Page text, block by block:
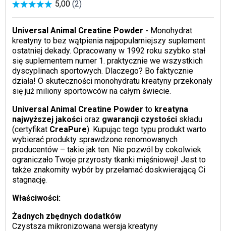
Universal Animal Creatine Powder - Monohydrat
kreatyny to bez wątpienia najpopularniejszy suplement
ostatniej dekady. Opracowany w 1992 roku szybko stał
się suplementem numer 1. praktycznie we wszystkich
dyscyplinach sportowych. Dlaczego? Bo faktycznie
działa! O skuteczności monohydratu kreatyny przekonały
się już miliony sportowców na całym świecie.
Universal Animal Creatine Powder to kreatyna
najwyższej jakości oraz gwarancji czystościskładu
(certyfikat CreaPure). Kupując tego typu produkt warto
wybierać produkty sprawdzone renomowanych
producentów – takie jak ten. Nie pozwól by cokolwiek
ograniczało Twoje przyrosty tkanki mięśniowej! Jest to
także znakomity wybór by przełamać doskwierającą Ci
stagnację.
Właściwości:
Żadnych zbędnych dodatków
Czystsza mikronizowana wersja kreatyny